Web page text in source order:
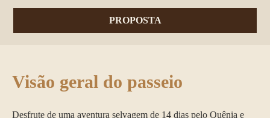
PROPOSTA
Visão geral do passeio
Desfrute de uma aventura selvagem de 14 dias pelo Quênia e